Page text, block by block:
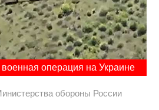
операция на Украине
обороны России